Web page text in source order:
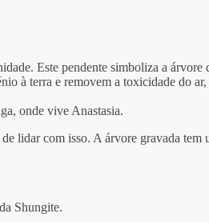
Este pendente simboliza a
à terra e removem a toxicidade do
onde vive Anastasia.
lidar com isso. A árvore gravada
Shungite.